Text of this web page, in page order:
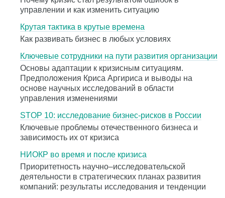
управлении и как изменить ситуацию
Крутая тактика в крутые времена
Как развивать бизнес в любых условиях
Ключевые сотрудники на пути развития организации
Основы адаптации к кризисным ситуациям.
Предположения Криса Аргириса и выводы на
основе научных исследований в области
управления изменениями
STOP 10: исследование бизнес-рисков в России
Ключевые проблемы отечественного бизнеса и
зависимость их от кризиса
НИОКР во время и после кризиса
Приоритетность научно–исследовательской
деятельности в стратегических планах развития
компаний: результаты исследования и тенденции